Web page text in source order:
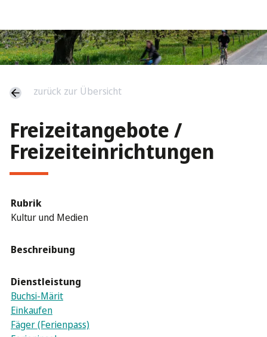
zurück zur Übersicht
Freizeitangebote /
Freizeiteinrichtungen
Rubrik
Kultur und Medien
Beschreibung
Dienstleistung
Buchsi-Märit
Einkaufen
Fäger (Ferienpass)